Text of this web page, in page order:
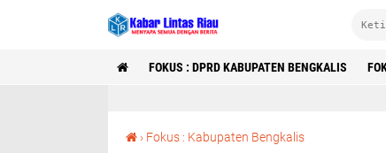
FOKUS : DPRD KABUPATEN BENGKALIS
› Fokus : Kabupaten Bengkalis